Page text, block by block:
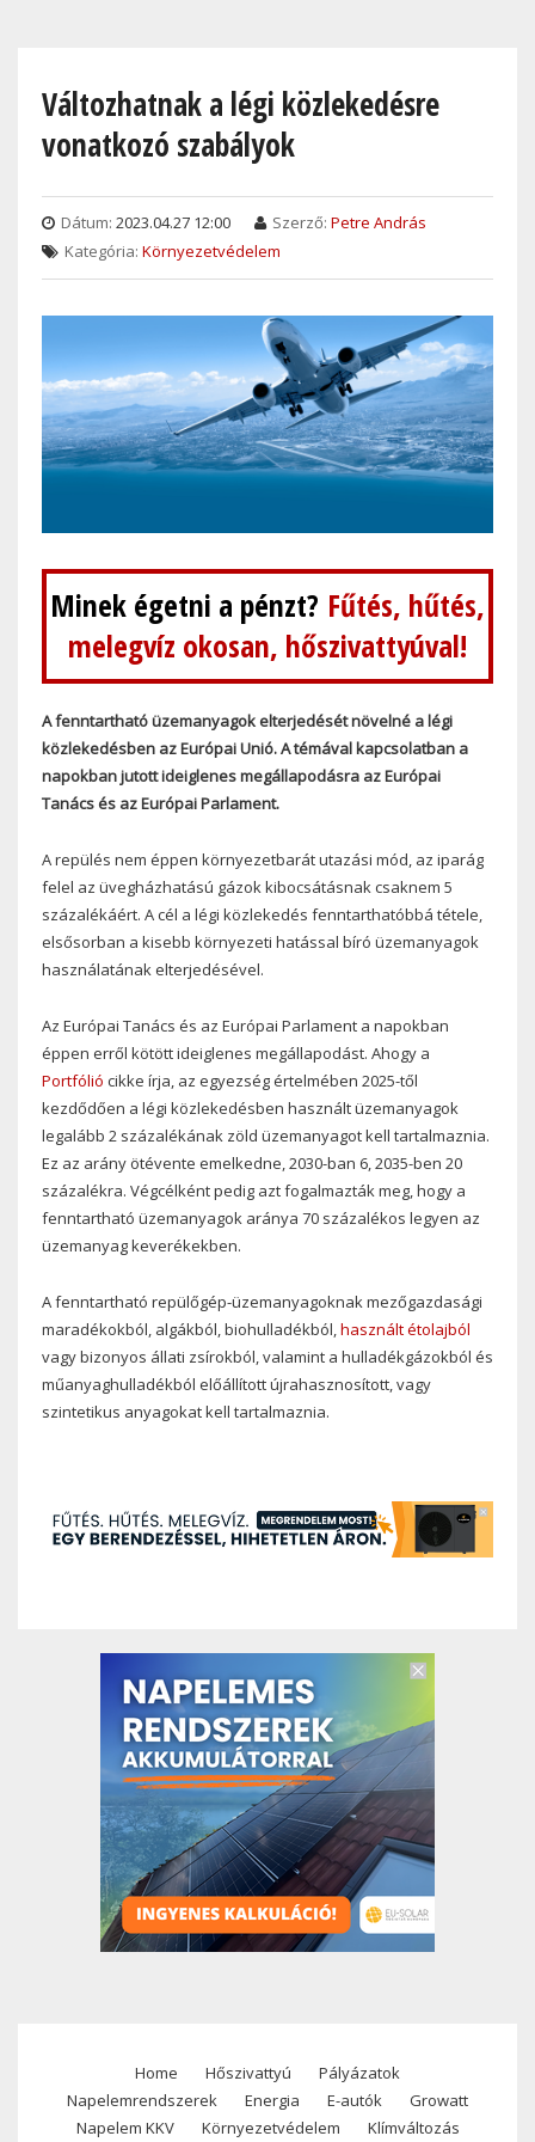
contentVáltozhatnak a légi közlekedésre
vonatkozó szabályok
Dátum: 2023.04.27 12:00 Szerző: Petre András
Kategória: Környezetvédelem
Minek égetni a pénzt? Fűtés, hűtés,
melegvíz okosan, hőszivattyúval!
A fenntartható üzemanyagok elterjedését növelné a légi
közlekedésben az Európai Unió. A témával kapcsolatban a
napokban jutott ideiglenes megállapodásra az Európai
Tanács és az Európai Parlament.
A repülés nem éppen környezetbarát utazási mód, az iparág
felel az üvegházhatású gázok kibocsátásnak csaknem 5
százalékáért. A cél a légi közlekedés fenntarthatóbbá tétele,
elsősorban a kisebb környezeti hatással bíró üzemanyagok
használatának elterjedésével.
Az Európai Tanács és az Európai Parlament a napokban
éppen erről kötött ideiglenes megállapodást. Ahogy a
Portfólió cikke írja, az egyezség értelmében 2025-től
kezdődően a légi közlekedésben használt üzemanyagok
legalább 2 százalékának zöld üzemanyagot kell tartalmaznia.
Ez az arány ötévente emelkedne, 2030-ban 6, 2035-ben 20
százalékra. Végcélként pedig azt fogalmazták meg, hogy a
fenntartható üzemanyagok aránya 70 százalékos legyen az
üzemanyag keverékekben.
A fenntartható repülőgép-üzemanyagoknak mezőgazdasági
maradékokból, algákból, biohulladékból,használt étolajból
vagy bizonyos állati zsírokból, valamint a hulladékgázokból és
műanyaghulladékból előállított újrahasznosított, vagy
szintetikus anyagokat kell tartalmaznia.
Footer
menu
Home Hőszivattyú
Pályázatok
Napelemrendszerek
Energia E-autók
Growatt
Napelem KKV
Környezetvédelem Klímváltozás